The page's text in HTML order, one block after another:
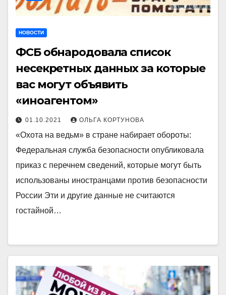
НОВОСТИ
ФСБ обнародовала список
несекретных данных за которые
вас могут объявить
«иноагентом»
01.10.2021 ОЛЬГА КОРТУНОВА
«Охота на ведьм» в стране набирает обороты:
Федеральная служба безопасности опубликовала
приказ с перечнем сведений, которые могут быть
использованы иностранцами против безопасности
России Эти и другие данные не считаются
гостайной…